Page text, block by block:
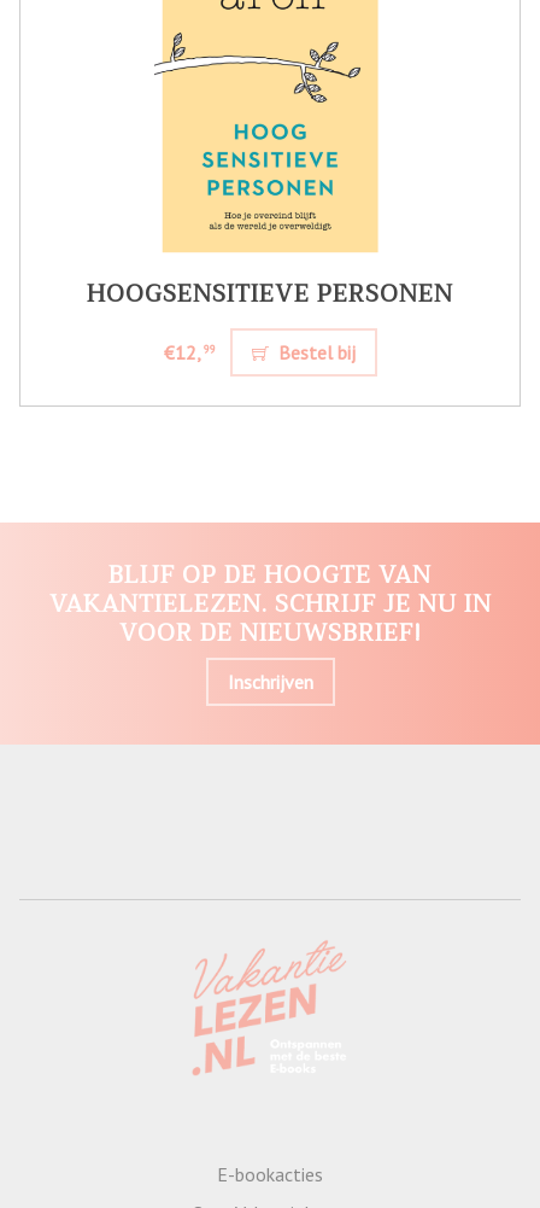
HOOGSENSITIEVE PERSONEN
€12,99 Bestel bij
BLIJF OP DE HOOGTE VAN
VAKANTIELEZEN. SCHRIJF JE NU IN
VOOR DE NIEUWSBRIEF!
Inschrijven
E-bookacties